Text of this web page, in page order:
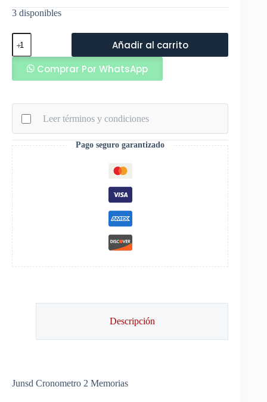
3 disponibles
Junsd
Cronometro
de
Memorias
Añadir al carrito
Comprar Por WhatsApp
Leer términos y condiciones
Pago seguro garantizado
Descripción
Junsd Cronometro 2 Memorias